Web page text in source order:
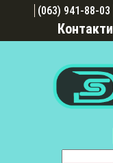
(063) 941-88-03
Контакти